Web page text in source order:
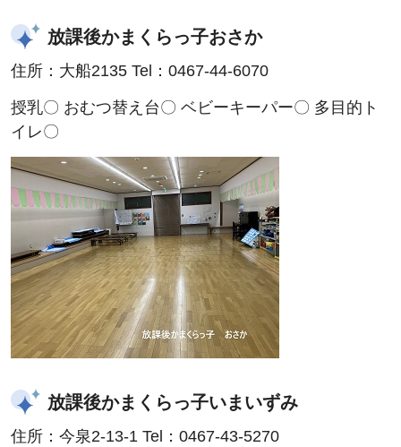
放課後かまくらっ子おさか
住所：大船2135 Tel：0467-44-6070
授乳〇 おむつ替え台〇 ベビーキーパー〇 多目的ト
イレ〇
放課後かまくらっ子いまいずみ
住所：今泉2-13-1 Tel：0467-43-5270